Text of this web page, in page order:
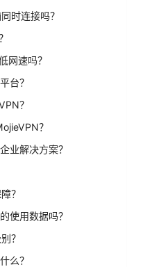
时连接吗？
网速吗？
台？
？
？
业解决方案？
？
使用数据吗？
？
么？